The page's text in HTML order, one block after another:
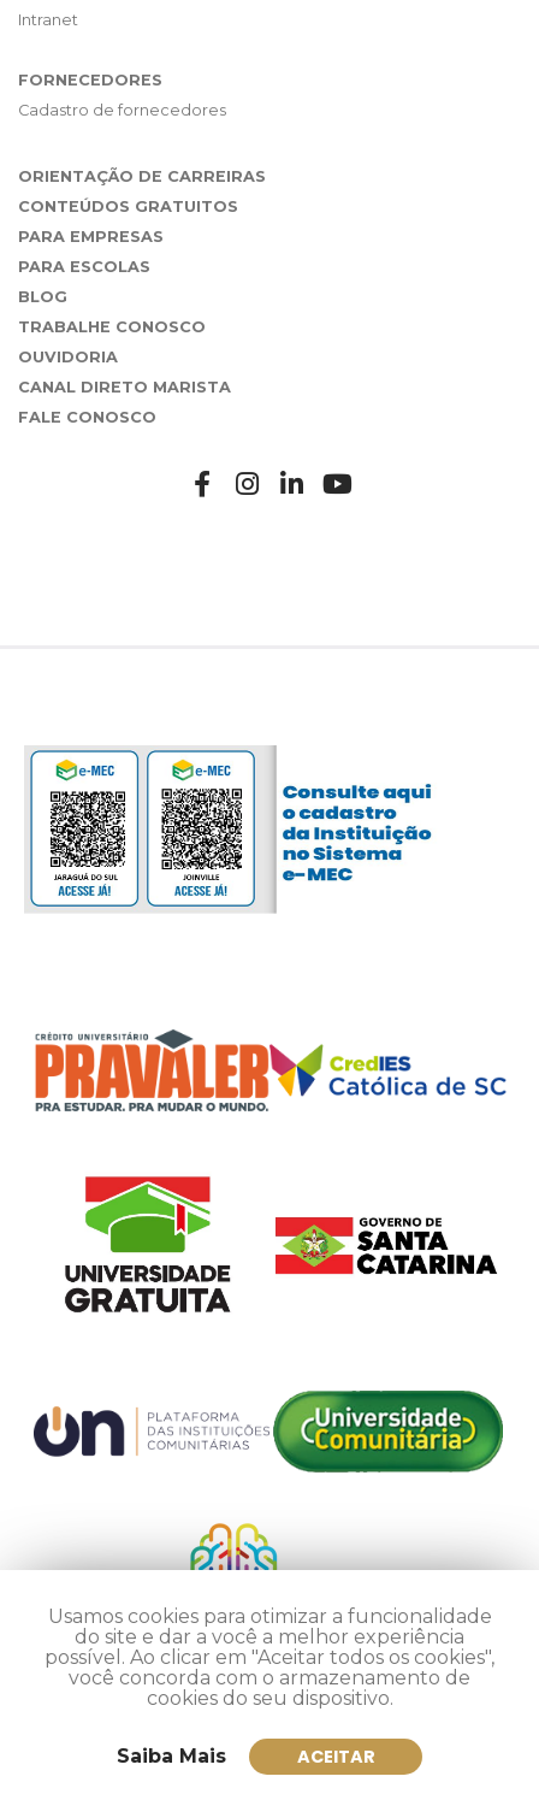
Inscreva-se
Intranet
FORNECEDORES
Cadastro de fornecedores
ORIENTAÇÃO DE CARREIRAS
CONTEÚDOS GRATUITOS
PARA EMPRESAS
PARA ESCOLAS
BLOG
TRABALHE CONOSCO
OUVIDORIA
CANAL DIRETO MARISTA
FALE CONOSCO
Usamos cookies para otimizar a funcionalidade
do site e dar a você a melhor experiência
possível. Ao clicar em "Aceitar todos os cookies",
você concorda com o armazenamento de
cookies do seu dispositivo.
Saiba Mais ACEITAR